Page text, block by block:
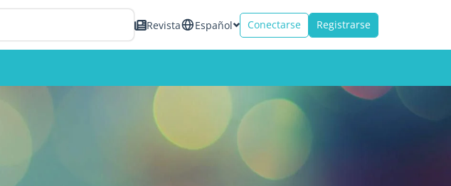
Revista Español Conectarse Registrarse